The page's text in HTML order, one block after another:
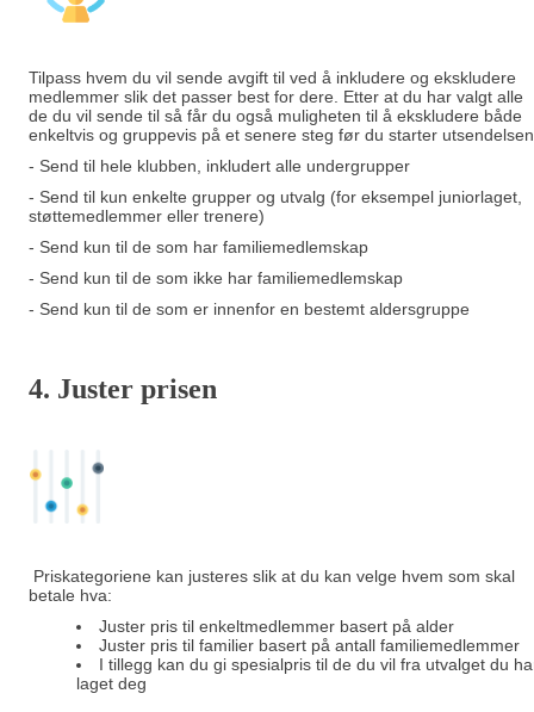
Tilpass hvem du vil sende avgift til ved å inkludere og ekskludere
medlemmer slik det passer best for dere. Etter at du har valgt alle
de du vil sende til så får du også muligheten til å ekskludere både
enkeltvis og gruppevis på et senere steg før du starter
- Send til hele klubben, inkludert alle undergrupper
- Send til kun enkelte grupper og utvalg (for eksempel juniorlaget,
støttemedlemmer eller trenere)
- Send kun til de som har familiemedlemskap
- Send kun til de som ikke har familiemedlemskap
- Send kun til de som er innenfor en bestemt aldersgruppe
4. Juster prisen
Priskategoriene kan justeres slik at du kan velge hvem som skal
betale hva:
Juster pris til enkeltmedlemmer basert på alder
Juster pris til familier basert på antall familiemedlemmer
I tillegg kan du gi spesialpris til de du vil fra utvalget du
laget deg